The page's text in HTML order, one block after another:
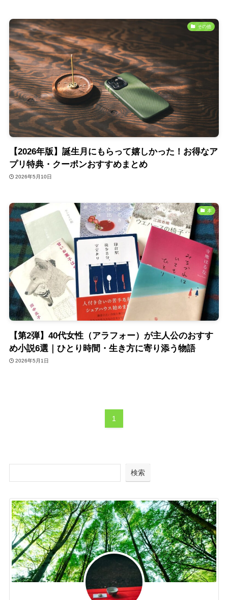
その他
【2026年版】誕生月にもらって嬉しかった！お得なア
プリ特典・クーポンおすすめまとめ
2026年5月10日
本
【第2弾】40代女性（アラフォー）が主人公のおすす
め小説6選｜ひとり時間・生き方に寄り添う物語
2026年5月1日
1
検索